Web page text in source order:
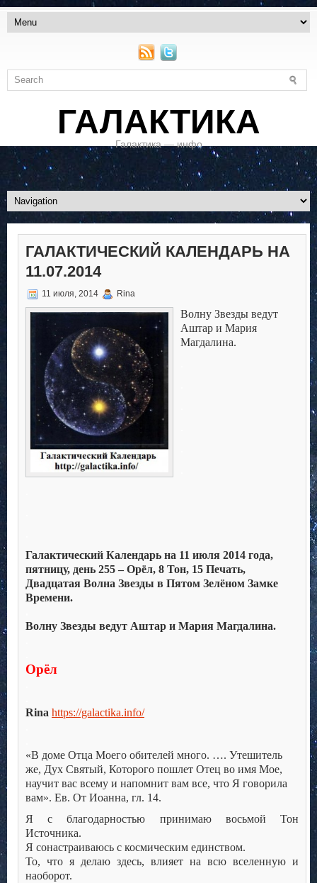
ГАЛАКТИКА
Галактика — инфо
ГАЛАКТИЧЕСКИЙ КАЛЕНДАРЬ НА
11.07.2014
11 июля, 2014 Rina
Волну Звезды ведут
Аштар и Мария
Магдалина.
Галактический Календарь на 11 июля 2014 года,
пятницу, день 255 – Орёл, 8 Тон, 15 Печать,
Двадцатая Волна Звезды в Пятом Зелёном Замке
Времени.
Волну Звезды ведут Аштар и Мария Магдалина.
Орёл
Rina https://galactika.info/
«В доме Отца Моего обителей много. …. Утешитель
же, Дух Святый, Которого пошлет Отец во имя Мое,
научит вас всему и напомнит вам все, что Я говорила
вам». Ев. От Иоанна, гл. 14.
Я с благодарностью принимаю восьмой Тон
Источника.
Я сонастраиваюсь с космическим единством.
То, что я делаю здесь, влияет на всю вселенную и
наоборот.